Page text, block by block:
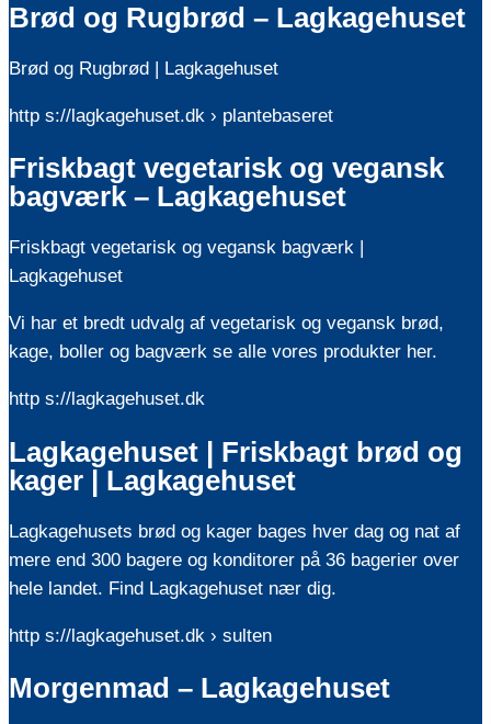
Brød og Rugbrød – Lagkagehuset
Brød og Rugbrød | Lagkagehuset
http s://lagkagehuset.dk › plantebaseret
Friskbagt vegetarisk og vegansk
bagværk – Lagkagehuset
Friskbagt vegetarisk og vegansk bagværk |
Lagkagehuset
Vi har et bredt udvalg af vegetarisk og vegansk brød,
kage, boller og bagværk se alle vores produkter her.
http s://lagkagehuset.dk
Lagkagehuset | Friskbagt brød og
kager | Lagkagehuset
Lagkagehusets brød og kager bages hver dag og nat af
mere end 300 bagere og konditorer på 36 bagerier over
hele landet. Find Lagkagehuset nær dig.
http s://lagkagehuset.dk › sulten
Morgenmad – Lagkagehuset